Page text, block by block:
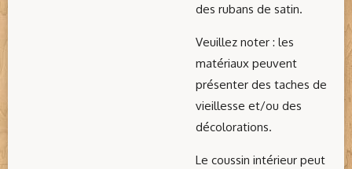
des rubans de satin.
Veuillez noter : les
matériaux peuvent
présenter des taches de
vieillesse et/ou des
décolorations.
Le coussin intérieur peut